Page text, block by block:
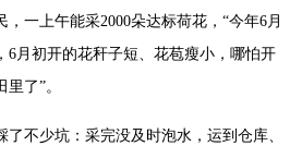
一上午能采2000朵达标荷花，“今年6月
6月初开的花秆子短、花苞瘦小，哪怕开
了”。
了不少坑：采完没及时泡水，运到仓库、